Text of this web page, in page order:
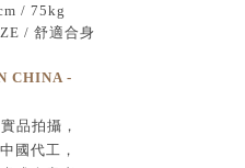
/ 75kg
/ 舒適合身
CHINA -
品拍攝 ，
國代工 ，